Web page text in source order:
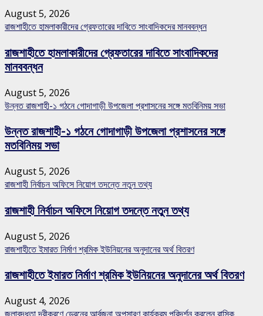
August 5, 2026
রাজশাহীতে হামলাকারীদের গ্রেফতারের দাবিতে সাংবাদিকদের মানববন্ধন
রাজশাহীতে হামলাকারীদের গ্রেফতারের দাবিতে সাংবাদিকদের
মানববন্ধন
August 5, 2026
উন্নত রাজশাহী-১ গঠনে গোদাগাড়ী উপজেলা প্রশাসনের সঙ্গে মতবিনিময় সভা
উন্নত রাজশাহী-১ গঠনে গোদাগাড়ী উপজেলা প্রশাসনের সঙ্গে
মতবিনিময় সভা
August 5, 2026
রাজশাহী নির্বাচন অফিসে নিয়োগ তদন্তে নতুন তথ্য
রাজশাহী নির্বাচন অফিসে নিয়োগ তদন্তে নতুন তথ্য
August 5, 2026
রাজশাহীতে ইমারত নির্মাণ শ্রমিক ইউনিয়নের অনুদানের অর্থ বিতরণ
রাজশাহীতে ইমারত নির্মাণ শ্রমিক ইউনিয়নের অনুদানের অর্থ বিতরণ
August 4, 2026